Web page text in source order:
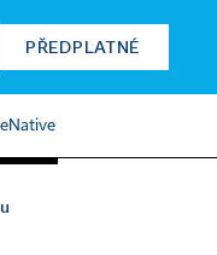
PŘEDPLATNÉ